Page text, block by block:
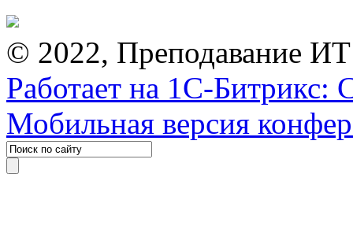
© 2022, Преподавание
Работает на 1С-Битрикс:
Мобильная версия